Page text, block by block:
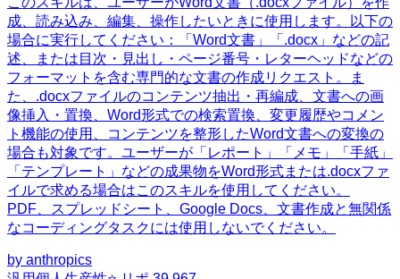
成、読み込み、編集、操作したいときに使用します。以下の
場合に実行してください：「Word文書」「.docx」などの記
述、または目次・見出し・ページ番号・レターヘッドなどの
フォーマットを含む専門的な文書の作成リクエスト。ま
た、.docxファイルのコンテンツ抽出・再編成、文書への画
像挿入・置換、Word形式での検索置換、変更履歴やコメン
ト機能の使用、コンテンツを整形したWord文書への変換の
場合も対象です。ユーザーが「レポート」「メモ」「手紙」
「テンプレート」などの成果物をWord形式または.docxファ
イルで求める場合はこのスキルを使用してください。
PDF、スプレッドシート、Google Docs、文書作成と無関係
なコーディングタスクには使用しないでください。
by anthropics